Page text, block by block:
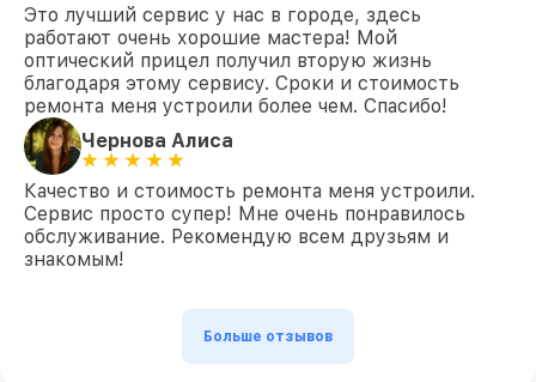
Это лучший сервис у нас в городе, здесь
работают очень хорошие мастера! Мой
оптический прицел получил вторую жизнь
благодаря этому сервису. Сроки и стоимость
ремонта меня устроили более чем. Спасибо!
Чернова Алиса
Качество и стоимость ремонта меня устроили.
Сервис просто супер! Мне очень понравилось
обслуживание. Рекомендую всем друзьям и
знакомым!
Больше отзывов